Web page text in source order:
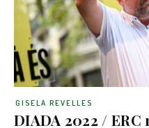
DIADA 2022 /
GISELA REVELLES